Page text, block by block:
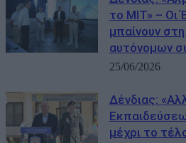
το MIT» – Οι
μπαίνουν
αυτόνομων
25/06/2026
Δένδιας:
μέχρι το